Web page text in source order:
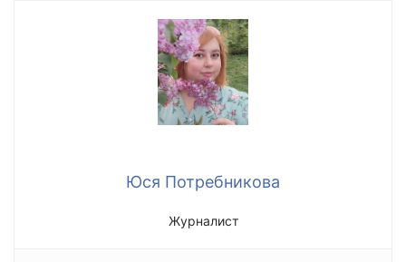
Юся Потребникова
Журналист